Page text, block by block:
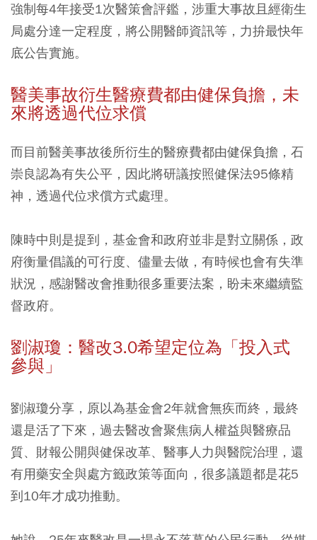
強制每4年接受1次醫策會評鑑，涉重大事故且經衛生
局處分達一定程度，將公開醫師資訊等，力拚最快年
底公告實施。
醫美事故衍生醫療費都由健保負擔，未
來將透過代位求償
而目前醫美事故後所衍生的醫療費都由健保負擔，石
崇良認為有失公平，因此將研議按照健保法95條精
神，透過代位求償方式處理。
陳時中則是提到，基金會和政府並非是對立關係，政
府衡量倡議的可行度、儘量去做，有時候也會有失準
狀況，感謝醫改會推動很多重要法案，盼未來繼續監
督政府。
劉淑瓊：醫改3.0希望定位為「投入式
參與」
劉淑瓊分享，原以為基金會2年就會無疾而終，最終
還是活了下來，過去醫改會聚焦病人權益與醫療品
質、財報公開與健保改革、醫事人力與醫院治理，還
有用藥安全與處方籤政策等面向，很多議題都是花5
到10年才成功推動。